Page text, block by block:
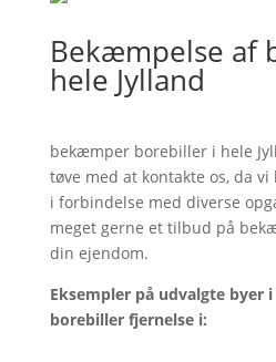
Bekæmpelse af
hele Jylland
bekæmper borebiller i hele
tøve med at kontakte os, da
i forbindelse med diverse
meget gerne et tilbud på
din ejendom.
Eksempler på udvalgte byer
borebiller fjernelse i: